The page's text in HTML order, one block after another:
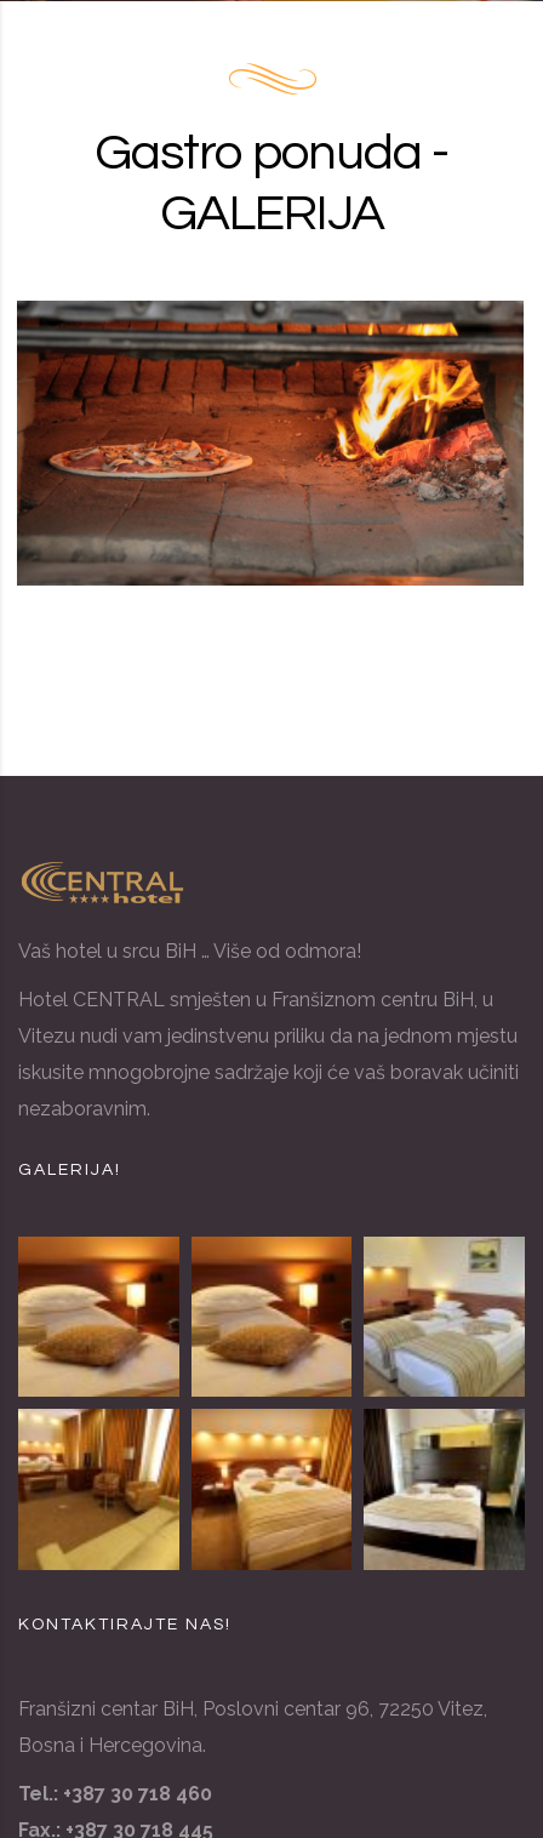
Gastro ponuda -
GALERIJA
Vaš hotel u srcu BiH … Više od odmora!
Hotel CENTRAL smješten u Franšiznom centru BiH, u
Vitezu nudi vam jedinstvenu priliku da na jednom mjestu
iskusite mnogobrojne sadržaje koji će vaš boravak učiniti
nezaboravnim.
GALERIJA!
KONTAKTIRAJTE NAS!
Franšizni centar BiH, Poslovni centar 96, 72250 Vitez,
Bosna i Hercegovina.
Tel.: +387 30 718 460
Fax.: +387 30 718 445